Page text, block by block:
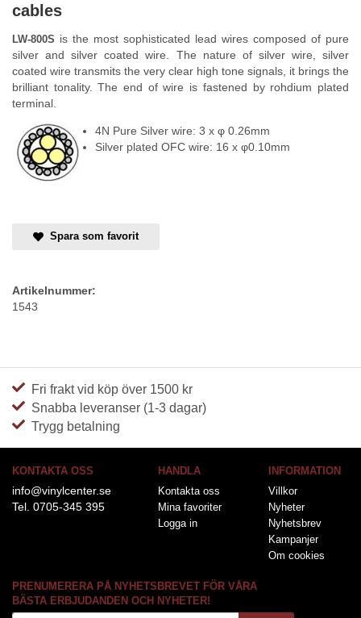
cables
LW-800S is the most sophisticated lead wires composed of pure
silver and silver coated wire. The nature of silver wire, silver
coated wire transmits the very clear high tone signals, it brings the
brilliant tonality. The end of wire is fastened by rohdium plated
terminal.
4N Pure Silver wire: 3 x φ 0.26mm
Silver plated OFC wire: 16 x φ0.10mm
Spara som favorit
Artikelnummer:
1543
Fri frakt vid köp över 1500 kr
Snabba leveranser (1-3 dagar)
Trygg betalning
KONTAKTA OSS
info@vinylcenter.se
Tel. 0705-345 395
HANDLA
Kontakta oss
Mina favoriter
Logga in
INFORMATION
Villkor
Nyheter
Nyhetsbrev
Kampanjer
Om cookies
PRENUMERERA PÅ NYHETSBREVET FÖR VÅRA
BÄSTA ERBJUDANDEN OCH NYHETER!